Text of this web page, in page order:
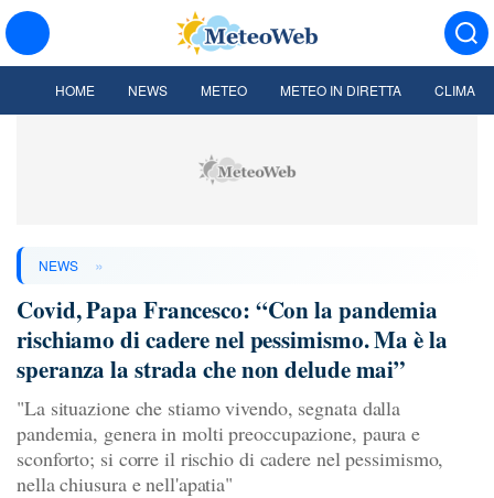
HOME NEWS METEO METEO IN DIRETTA CLIMA
NEWS »
Covid, Papa Francesco: “Con la pandemia
rischiamo di cadere nel pessimismo. Ma è la
speranza la strada che non delude mai”
"La situazione che stiamo vivendo, segnata dalla
pandemia, genera in molti preoccupazione, paura e
sconforto; si corre il rischio di cadere nel pessimismo,
nella chiusura e nell'apatia"